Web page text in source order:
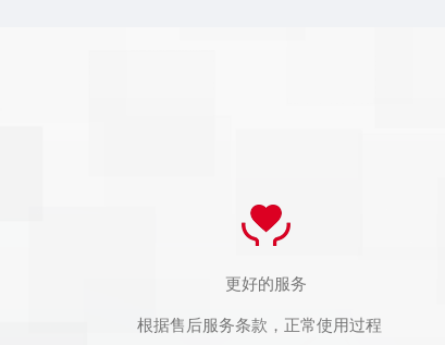
更好的服务
根据售后服务条款，正常使用过程